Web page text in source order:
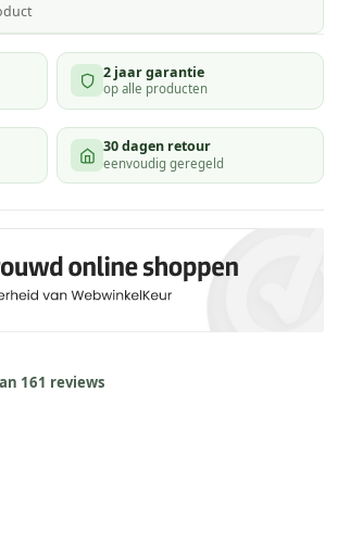
2 jaar garantie
op alle producten
30 dagen retour
eenvoudig geregeld
161 reviews